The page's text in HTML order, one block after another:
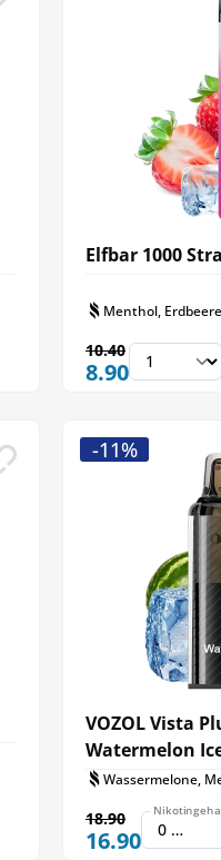
Elfbar 1000
Menthol, Erdbeere
8.90
10.40
VOZOL Vista
Watermelon
Wassermelone,
16.90
18.90
-11%